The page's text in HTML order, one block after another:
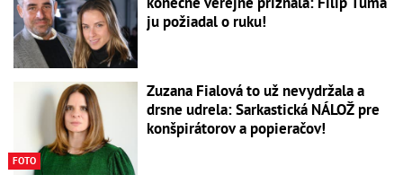
ju požiadal o ruku!
FOTO
Zuzana Fialová to už nevydržala a
drsne udrela: Sarkastická NÁLOŽ pre
konšpirátorov a popieračov!